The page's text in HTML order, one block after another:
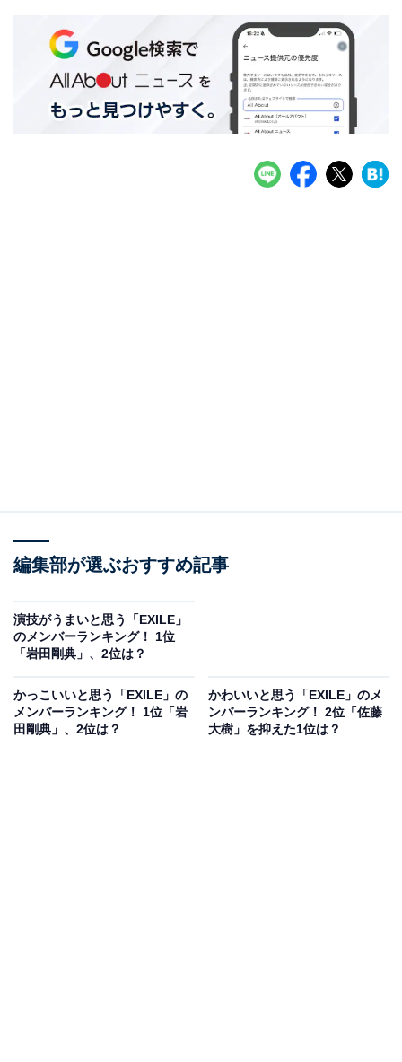
編集部が選ぶおすすめ記事
演技がうまいと思う「EXILE」
のメンバーランキング！ 1位
「岩田剛典」、2位は？
かっこいいと思う「EXILE」の
メンバーランキング！ 1位「岩
田剛典」、2位は？
かわいいと思う「EXILE」のメ
ンバーランキング！ 2位「佐藤
大樹」を抑えた1位は？